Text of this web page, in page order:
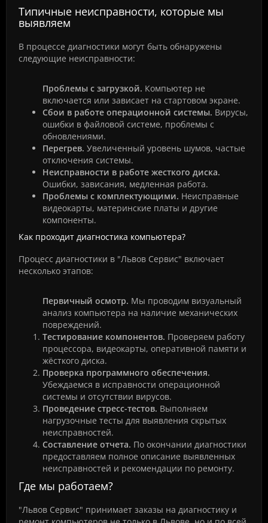
Типичные неисправности, которые мы
выявляем
В процессе диагностики могут быть обнаружены
следующие неисправности:
Проблемы с загрузкой. Компьютер не
включается или зависает на стартовом экране.
Сбои в работе операционной системы. Вирусы,
ошибки в файловой системе, проблемы с
обновлениями.
Перегрев. Увеличенный уровень шумов, частые
отключения системы.
Неисправности в работе жесткого диска.
Ошибки, зависания, медленная работа.
Проблемы с комплектующими. Неисправные
видеокарты, материнские платы и другие
компоненты.
Как проходит диагностика компьютера?
Процесс диагностики в "Львов Сервис" включает
несколько этапов:
Первичный осмотр. Мы проводим визуальный
анализ компьютера на наличие механических
повреждений.
Тестирование компонентов. Проверяем работу
процессора, видеокарты, оперативной памяти и
жёсткого диска.
Проверка программного обеспечения.
Убеждаемся в исправности операционной
системы и отсутствии вирусов.
Проведение стресс-тестов. Выполняем
нагрузочные тесты для выявления скрытых
неисправностей.
Составление отчета. По окончании диагностики
предоставляем полное описание выявленных
неисправностей и рекомендации по ремонту.
Где мы работаем?
"Львов Сервис" принимает заказы на диагностику и